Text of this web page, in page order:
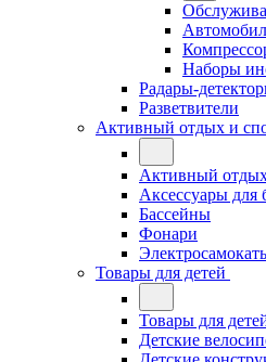
Наборы
Радары-
Разветвители
Активный отдых и
Активный
Аксессуары для
Бассейны
Фонари
Товары для детей
Товары для
Детские